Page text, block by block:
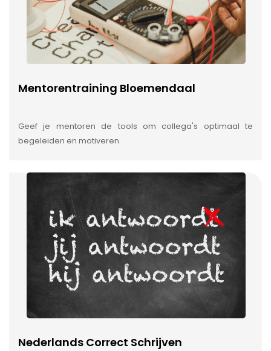
Mentorentraining Bloemendaal
Geef je mentoren de tools om collega's optimaal te
begeleiden en motiveren.
Nederlands Correct Schrijven